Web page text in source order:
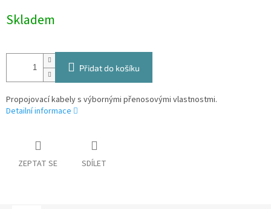
cena:
Skladem
Přidat do košíku
Propojovací kabely s výbornými přenosovými vlastnostmi.
Detailní informace
ZEPTAT SE SDÍLET